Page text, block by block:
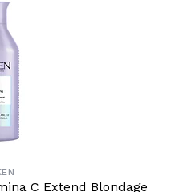
C Extend Blondage